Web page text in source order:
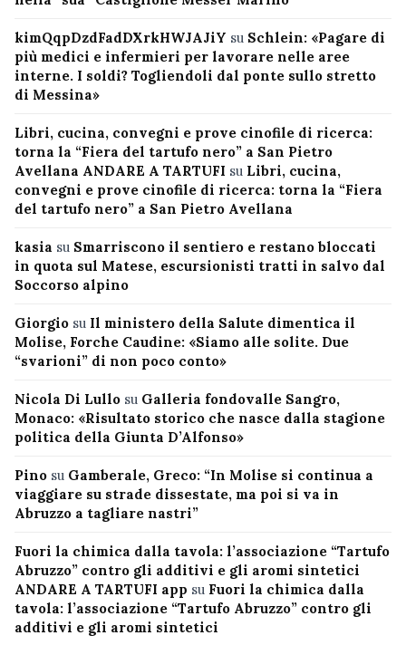
kimQqpDzdFadDXrkHWJAJiY su Schlein: «Pagare di
più medici e infermieri per lavorare nelle aree
interne. I soldi? Togliendoli dal ponte sullo stretto
di Messina»
Libri, cucina, convegni e prove cinofile di ricerca:
torna la “Fiera del tartufo nero” a San Pietro
Avellana ANDARE A TARTUFI su Libri, cucina,
convegni e prove cinofile di ricerca: torna la “Fiera
del tartufo nero” a San Pietro Avellana
kasia su Smarriscono il sentiero e restano bloccati
in quota sul Matese, escursionisti tratti in salvo dal
Soccorso alpino
Giorgio su Il ministero della Salute dimentica il
Molise, Forche Caudine: «Siamo alle solite. Due
“svarioni” di non poco conto»
Nicola Di Lullo su Galleria fondovalle Sangro,
Monaco: «Risultato storico che nasce dalla stagione
politica della Giunta D’Alfonso»
Pino su Gamberale, Greco: “In Molise si continua a
viaggiare su strade dissestate, ma poi si va in
Abruzzo a tagliare nastri”
Fuori la chimica dalla tavola: l’associazione “Tartufo
Abruzzo” contro gli additivi e gli aromi sintetici
ANDARE A TARTUFI app su Fuori la chimica dalla
tavola: l’associazione “Tartufo Abruzzo” contro gli
additivi e gli aromi sintetici